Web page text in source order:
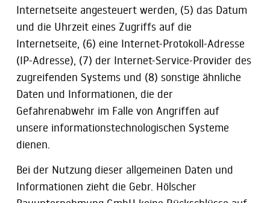
Internetseite angesteuert werden, (5) das Datum
und die Uhrzeit eines Zugriffs auf die
Internetseite, (6) eine Internet-Protokoll-Adresse
(IP-Adresse), (7) der Internet-Service-Provider des
zugreifenden Systems und (8) sonstige ähnliche
Daten und Informationen, die der
Gefahrenabwehr im Falle von Angriffen auf
unsere informationstechnologischen Systeme
dienen.
Bei der Nutzung dieser allgemeinen Daten und
Informationen zieht die Gebr. Hölscher